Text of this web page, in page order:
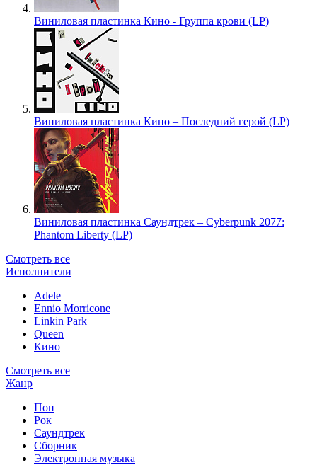
Виниловая пластинка Кино - Группа крови (LP)
Виниловая пластинка Кино – Последний герой (LP)
Виниловая пластинка Саундтрек – Cyberpunk 2077:
Phantom Liberty (LP)
Смотреть все
Исполнители
Adele
Ennio Morricone
Linkin Park
Queen
Кино
Смотреть все
Жанр
Поп
Рок
Саундтрек
Сборник
Электронная музыка